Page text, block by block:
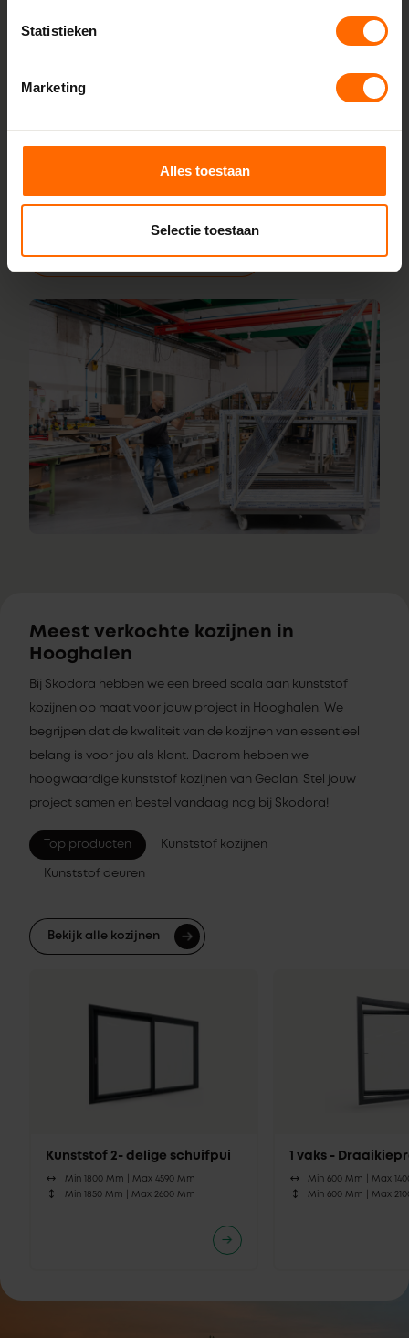
Statistieken
Marketing
Alles toestaan
Selectie toestaan
Skodora. Vanuit onze fabrieken in Heerenveen en Meppel
eerlijke prijs. Dankzij korte productietijden kun je jouw
vanaf 5 werkdagen af bij een vestiging in de buurt. Ook
Lees meer over onze fabriek
Meest verkochte kozijnen in
Hooghalen
Bij Skodora hebben we een breed scala aan kunststof
kozijnen op maat voor jouw project in Hooghalen. We
begrijpen dat de kwaliteit van de kozijnen van essentieel
belang is voor jou als klant. Daarom hebben we
hoogwaardige kunststof kozijnen van Gealan. Stel jouw
project samen en bestel vandaag nog bij Skodora!
Top producten Kunststof kozijnen
Kunststof deuren
Bekijk alle kozijnen
Kunststof 2- delige schuifpui
Min 1800 Mm | Max 4590 Mm
Min 1850 Mm | Max 2600 Mm
1 vaks -
Min 600 Mm |Max
Min 600 Mm |Max